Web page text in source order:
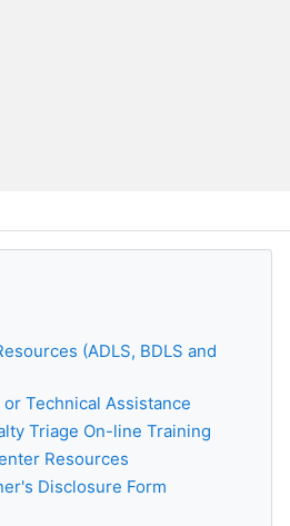
(ADLS, BDLS and
Technical Assistance
Triage On-line Training
Resources
Disclosure Form